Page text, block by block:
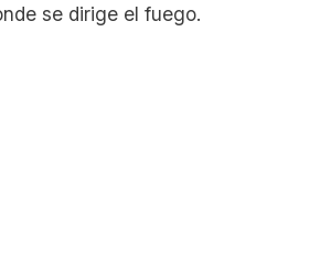
se dirige el fuego.